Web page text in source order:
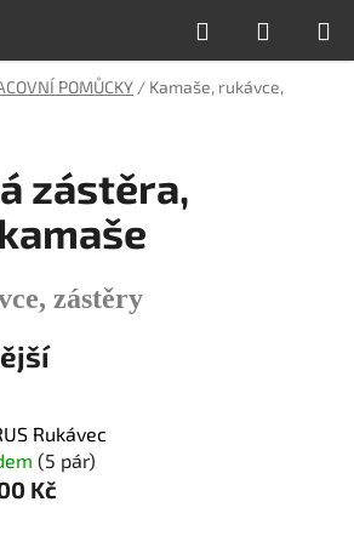
Hledat
KOŠÍK
POMŮCKY / Kamaše, rukávce,
zástěra,
zástěry
Rukávec
(5 pár)
Kč